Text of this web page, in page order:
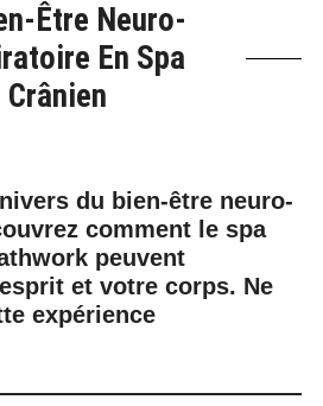
Être Neuro-
En Spa
Crânien
du bien-être neuro-
comment le spa
peuvent
et votre corps. Ne
expérience